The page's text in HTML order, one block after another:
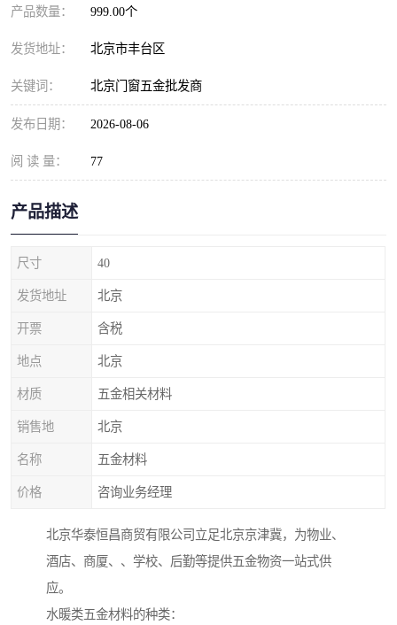
产品数量： 999.00个
发货地址： 北京市丰台区
关键词： 北京门窗五金批发商
发布日期： 2026-08-06
阅 读 量： 77
产品描述
尺寸 40
发货地址 北京
开票 含税
地点 北京
材质 五金相关材料
销售地 北京
名称 五金材料
价格 咨询业务经理
北京华泰恒昌商贸有限公司立足北京京津冀，为物业、
酒店、商厦、、学校、后勤等提供五金物资一站式供
应。
水暖类五金材料的种类：